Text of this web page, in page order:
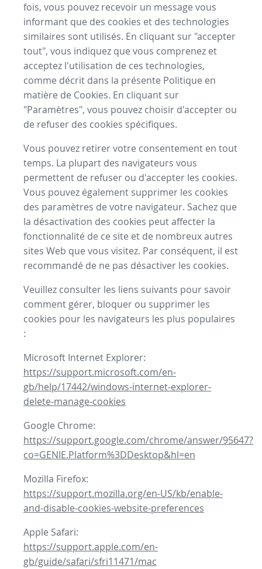
fois, vous pouvez recevoir un message vous
informant que des cookies et des technologies
similaires sont utilisés. En cliquant sur "accepter
tout", vous indiquez que vous comprenez et
acceptez l'utilisation de ces technologies,
comme décrit dans la présente Politique en
matière de Cookies. En cliquant sur
"Paramètres", vous pouvez choisir d'accepter ou
de refuser des cookies spécifiques.
Vous pouvez retirer votre consentement en tout
temps. La plupart des navigateurs vous
permettent de refuser ou d'accepter les cookies.
Vous pouvez également supprimer les cookies
des paramètres de votre navigateur. Sachez que
la désactivation des cookies peut affecter la
fonctionnalité de ce site et de nombreux autres
sites Web que vous visitez. Par conséquent, il est
recommandé de ne pas désactiver les cookies.
Veuillez consulter les liens suivants pour savoir
comment gérer, bloquer ou supprimer les
cookies pour les navigateurs les plus populaires
:
Microsoft Internet Explorer:
https://support.microsoft.com/en-
gb/help/17442/windows-internet-explorer-
delete-manage-cookies
Google Chrome:
https://support.google.com/chrome/answer/95647?
co=GENIE.Platform%3DDesktop&hl=en
Mozilla Firefox:
https://support.mozilla.org/en-US/kb/enable-
and-disable-cookies-website-preferences
Apple Safari:
https://support.apple.com/en-
gb/guide/safari/sfri11471/mac